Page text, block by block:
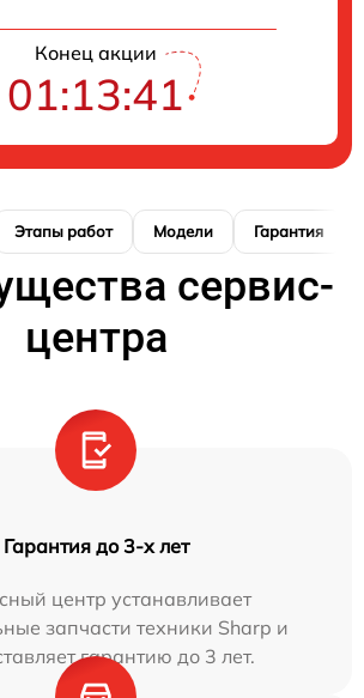
Конец акции
01:13:40
Этапы работ Модели Гарантия
сервис-
центра
Гарантия до 3-х лет
центр устанавливает
запчасти техники Sharp и
гарантию до 3 лет.